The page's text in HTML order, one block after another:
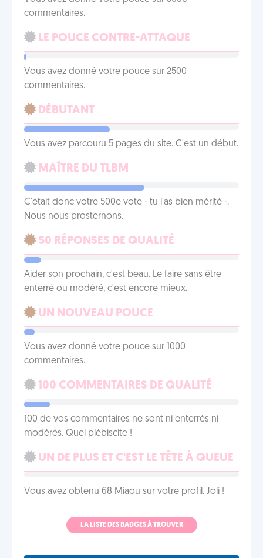
commentaires.
LE POUCE CONTRE-ATTAQUE
Vous avez donné votre pouce sur 2500
commentaires.
DÉBUTANT
Vous avez parcouru 5 pages du site. C'est un début.
MAÎTRE DU TLBM
C'était donc votre 500e vote - tu l'as bien mérité -.
Nous nous prosternons.
50 RÉPONSES DE QUALITÉ
Aider son prochain, c'est beau. Le faire sans être
enterré ou modéré, c'est encore mieux.
UN NOUVEAU POUCE
Vous avez donné votre pouce sur 1000
commentaires.
100 COMMENTAIRES DE QUALITÉ
100 de vos commentaires ne sont ni enterrés ni
modérés. Quel plébiscite !
UN DE PLUS ET C'EST LE TÊTE À QUEUE
Vous avez obtenu 68 Miaou sur votre profil. Joli !
LA LISTE DES BADGES À TROUVER